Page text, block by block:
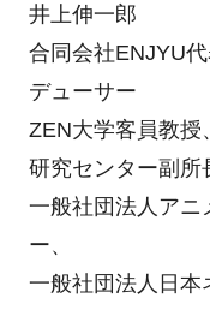
井上伸一郎
合同会社ENJYU
デューサー
ZEN大学客員教授
研究センター副所
一般社団法人アニ
ー、
一般社団法人日本